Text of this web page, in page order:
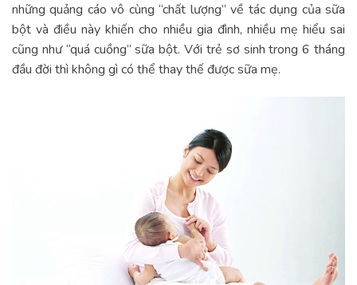
những quảng cáo vô cùng “chất lượng” về tác dụng của sữa
bột và điều này khiến cho nhiều gia đình, nhiều mẹ hiểu sai
cũng như “quá cuồng” sữa bột. Với trẻ sơ sinh trong 6 tháng
đầu đời thì không gì có thể thay thế được sữa mẹ.